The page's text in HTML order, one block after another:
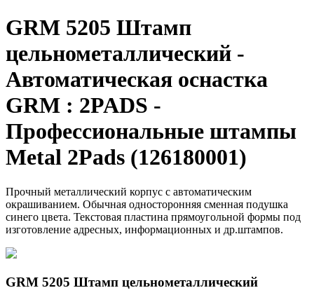
GRM 5205 Штамп
цельнометаллический -
Автоматическая оснастка
GRM : 2PADS -
Профессиональные штампы
Metal 2Pads (126180001)
Прочный металлический корпус с автоматическим
окрашиванием. Обычная односторонняя сменная подушка
синего цвета. Текстовая пластина прямоугольной формы под
изготовление адресных, информационных и др.штампов.
GRM 5205 Штамп цельнометаллический